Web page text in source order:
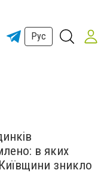
Рус
в яких
зникло